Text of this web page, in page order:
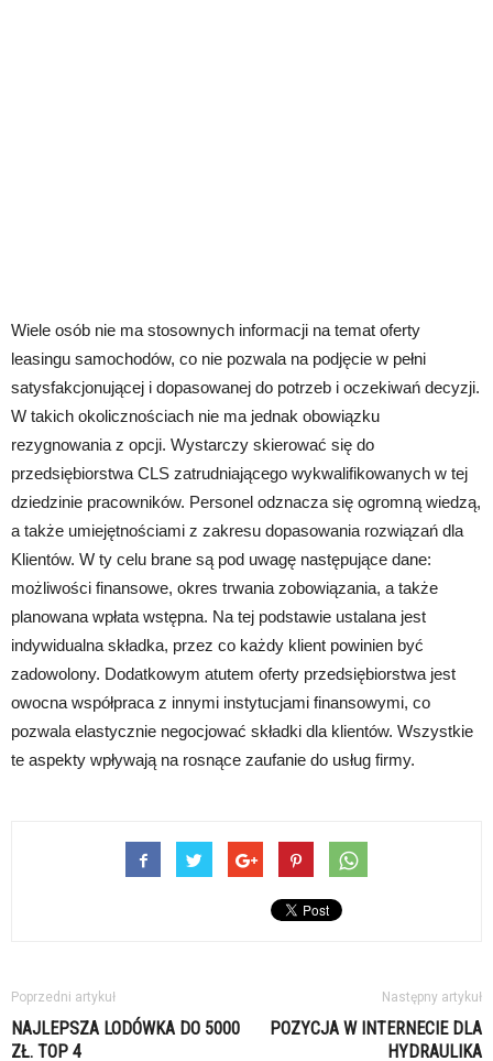
Wiele osób nie ma stosownych informacji na temat oferty
leasingu samochodów, co nie pozwala na podjęcie w pełni
satysfakcjonującej i dopasowanej do potrzeb i oczekiwań decyzji.
W takich okolicznościach nie ma jednak obowiązku
rezygnowania z opcji. Wystarczy skierować się do
przedsiębiorstwa CLS zatrudniającego wykwalifikowanych w tej
dziedzinie pracowników. Personel odznacza się ogromną wiedzą,
a także umiejętnościami z zakresu dopasowania rozwiązań dla
Klientów. W ty celu brane są pod uwagę następujące dane:
możliwości finansowe, okres trwania zobowiązania, a także
planowana wpłata wstępna. Na tej podstawie ustalana jest
indywidualna składka, przez co każdy klient powinien być
zadowolony. Dodatkowym atutem oferty przedsiębiorstwa jest
owocna współpraca z innymi instytucjami finansowymi, co
pozwala elastycznie negocjować składki dla klientów. Wszystkie
te aspekty wpływają na rosnące zaufanie do usług firmy.
Poprzedni artykuł
NAJLEPSZA LODÓWKA DO 5000
ZŁ. TOP 4
Następny artykuł
POZYCJA W INTERNECIE DLA
HYDRAULIKA